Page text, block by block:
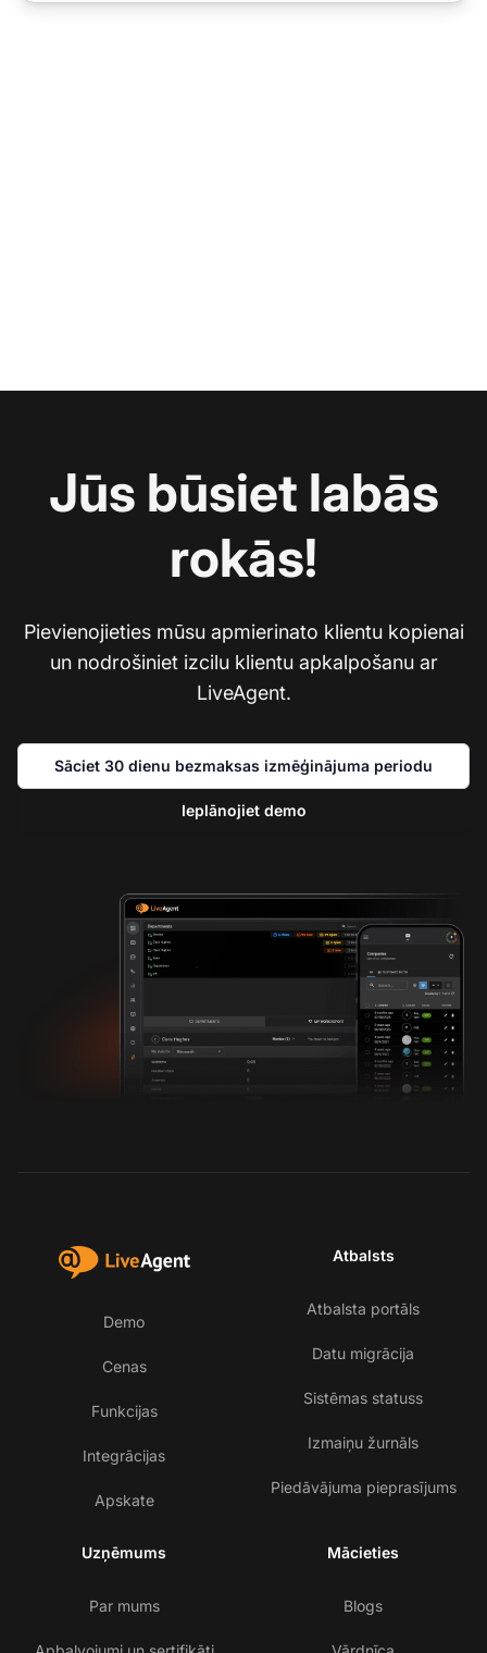
Jūs būsiet labās
rokās!
Pievienojieties mūsu apmierinato klientu kopienai
un nodrošiniet izcilu klientu apkalpošanu ar
LiveAgent.
Sāciet 30 dienu bezmaksas izmēģinājuma periodu
Ieplānojiet demo
Demo
Cenas
Funkcijas
Integrācijas
Apskate
Atbalsts
Atbalsta portāls
Datu migrācija
Sistēmas statuss
Izmaiņu žurnāls
Piedāvājuma pieprasījums
Uzņēmums
Par mums
Mācieties
Blogs